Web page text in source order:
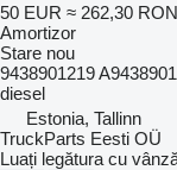
50 EUR ≈ 262,30 RON
Amortizor
Stare nou
9438901219
diesel
Estonia, Tallinn
TruckParts Eesti OÜ
Luați legătura cu